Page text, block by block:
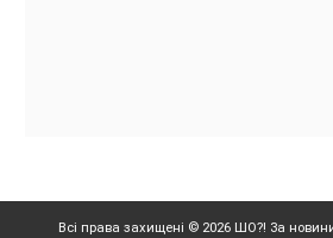
Всі права захищені © 2026 ШО?! За